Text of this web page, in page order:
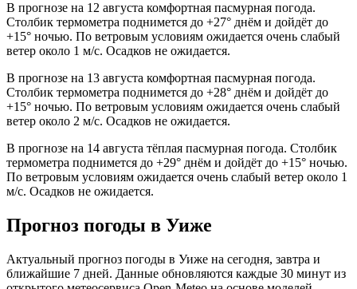
В прогнозе на 12 августа комфортная пасмурная погода.
Столбик термометра поднимется до +27° днём и дойдёт до
+15° ночью. По ветровым условиям ожидается очень слабый
ветер около 1 м/с. Осадков не ожидается.
В прогнозе на 13 августа комфортная пасмурная погода.
Столбик термометра поднимется до +28° днём и дойдёт до
+15° ночью. По ветровым условиям ожидается очень слабый
ветер около 2 м/с. Осадков не ожидается.
В прогнозе на 14 августа тёплая пасмурная погода. Столбик
термометра поднимется до +29° днём и дойдёт до +15° ночью.
По ветровым условиям ожидается очень слабый ветер около 1
м/с. Осадков не ожидается.
Прогноз погоды в Уиже
Актуальный прогноз погоды в Уиже на сегодня, завтра и
ближайшие 7 дней. Данные обновляются каждые 30 минут из